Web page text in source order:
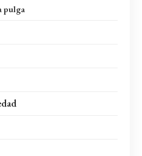
pulga